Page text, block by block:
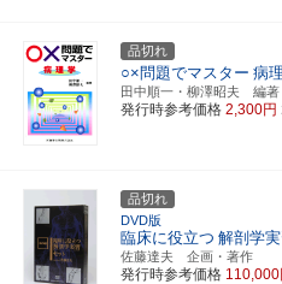
品切れ
○×問題でマスター 病
田中順一・柳澤昭夫 編著
発行時参考価格 2,300円
品切れ
DVD版
臨床に役立つ 解剖学
佐藤達夫 企画・著作
発行時参考価格 110,000